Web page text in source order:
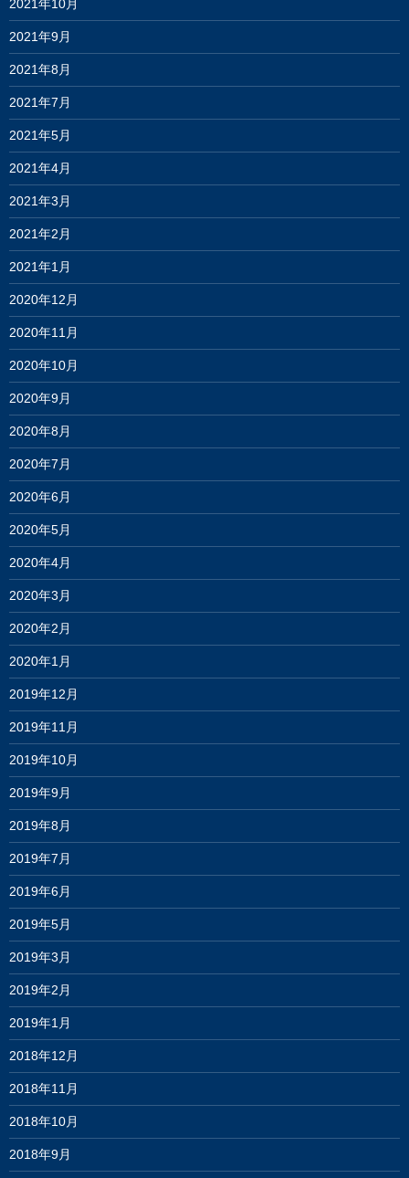
2021年10月
2021年9月
2021年8月
2021年7月
2021年5月
2021年4月
2021年3月
2021年2月
2021年1月
2020年12月
2020年11月
2020年10月
2020年9月
2020年8月
2020年7月
2020年6月
2020年5月
2020年4月
2020年3月
2020年2月
2020年1月
2019年12月
2019年11月
2019年10月
2019年9月
2019年8月
2019年7月
2019年6月
2019年5月
2019年3月
2019年2月
2019年1月
2018年12月
2018年11月
2018年10月
2018年9月